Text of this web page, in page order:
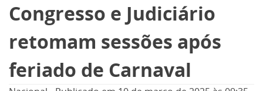
Geral
Cidades
Política
por:
Congresso e Judiciário
retomam sessões após
feriado de Carnaval